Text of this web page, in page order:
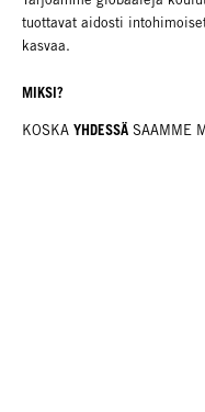
tuottavat aidosti
kasvaa.
MIKSI?
KOSKA YHDESSÄ SAAMME